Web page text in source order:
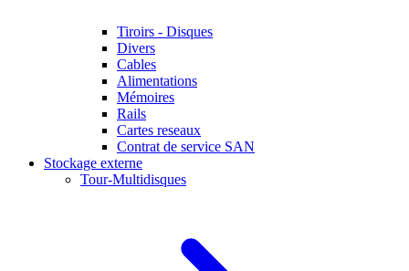
Tiroirs - Disques
Divers
Cables
Alimentations
Mémoires
Rails
Cartes reseaux
Contrat de service SAN
Stockage externe
Tour-Multidisques